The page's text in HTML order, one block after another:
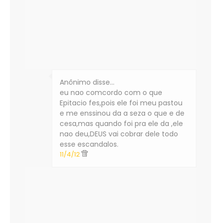
Anônimo disse…
eu nao comcordo com o que
Epitacio fes,pois ele foi meu pastou
e me enssinou da a seza o que e de
cesa,mas quando foi pra ele da ,ele
nao deu,DEUS vai cobrar dele todo
esse escandalos.
11/4/12